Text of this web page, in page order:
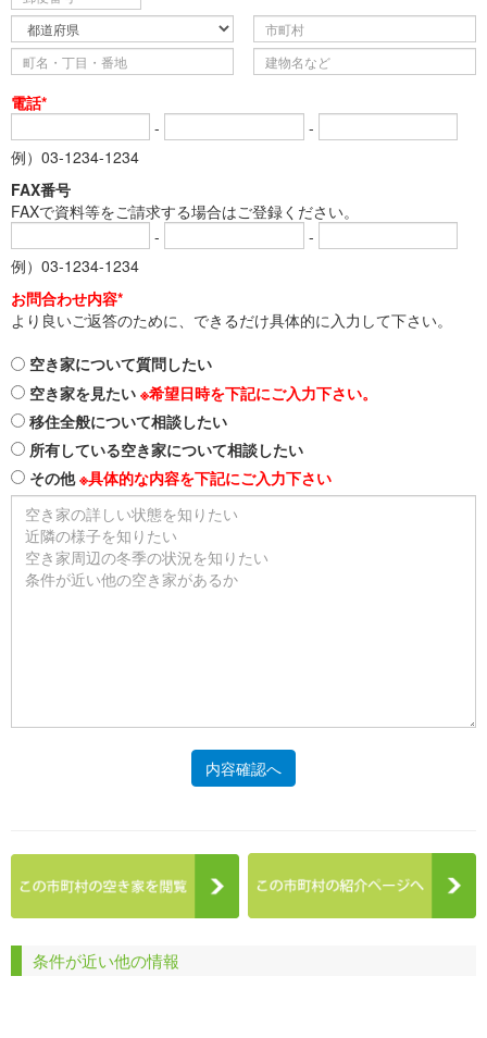
電話*
-
-
例）03-1234-1234
FAX番号
FAXで資料等をご請求する場合はご登録ください。
-
-
例）03-1234-1234
お問合わせ内容*
より良いご返答のために、できるだけ具体的に入力して下さい。
空き家について質問したい
空き家を見たい ※希望日時を下記にご入力下さい。
移住全般について相談したい
所有している空き家について相談したい
その他※具体的な内容を下記にご入力下さい
内容確認へ
条件が近い他の情報